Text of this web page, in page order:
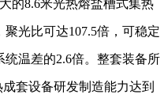
的8.6米光热熔盐槽式集热
光比可达107.5倍，可稳定
统温差的2.6倍。整套装备所
套设备研发制造能力达到